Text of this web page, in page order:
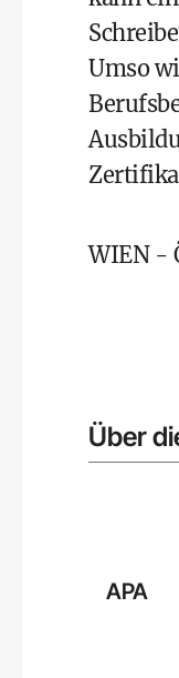
Umso
WIEN -
Über
APA